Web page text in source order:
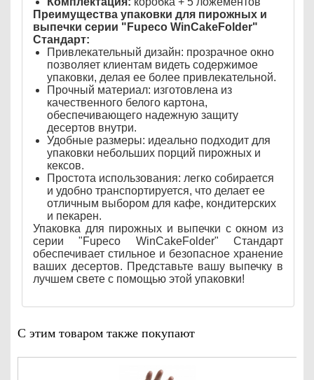
Преимущества упаковки для пирожных и
выпечки серии "Fupeco WinCakeFolder"
Стандарт:
Привлекательный дизайн: прозрачное окно
позволяет клиентам видеть содержимое
упаковки, делая ее более привлекательной.
Прочный материал: изготовлена из
качественного белого картона,
обеспечивающего надежную защиту
десертов внутри.
Удобные размеры: идеально подходит для
упаковки небольших порций пирожных и
кексов.
Простота использования: легко собирается
и удобно транспортируется, что делает ее
отличным выбором для кафе, кондитерских
и пекарен.
Упаковка для пирожных и выпечки с окном из
серии "Fupeco WinCakeFolder" Стандарт
обеспечивает стильное и безопасное хранение
ваших десертов. Представьте вашу выпечку в
лучшем свете с помощью этой упаковки!
С этим товаром также покупают